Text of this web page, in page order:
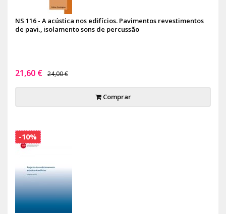
NS 116 - A acústica nos edifícios. Pavimentos revestimentos
de pavi., isolamento sons de percussão
21,60 € 24,00 €
Comprar
-10%